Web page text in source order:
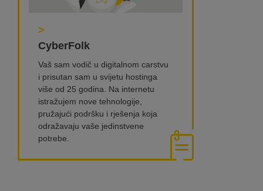
>
CyberFolk
Vaš sam vodič u digitalnom carstvu
i prisutan sam u svijetu hostinga
više od 25 godina. Na internetu
istražujem nove tehnologije,
pružajući podršku i rješenja koja
odražavaju vaše jedinstvene
potrebe.